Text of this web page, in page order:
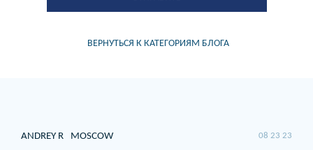
ВЕРНУТЬСЯ К КАТЕГОРИЯМ БЛОГА
ANDREY R MOSCOW 08 23 23